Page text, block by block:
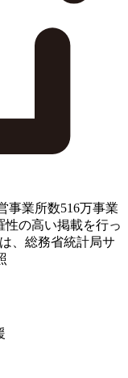
事業所数516万事業
性の高い掲載を行っ
、総務省統計局サ